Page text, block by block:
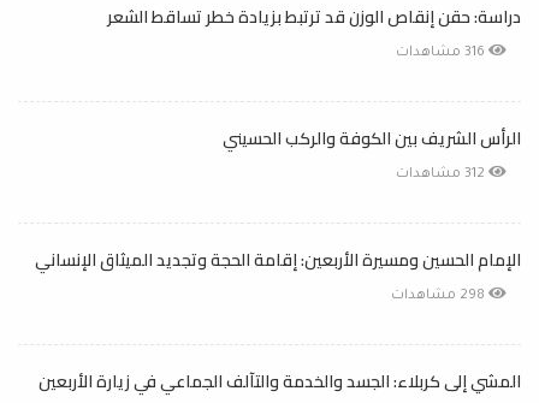
دراسة: حقن إنقاص الوزن قد ترتبط بزيادة خطر تساقط الشعر
الرأس الشريف بين الكوفة والركب الحسيني
الإمام الحسين ومسيرة الأربعين: إقامة الحجة وتجديد الميثاق الإنساني
المشي إلى كربلاء: الجسد والخدمة والتآلف الجماعي في زيارة الأربعين